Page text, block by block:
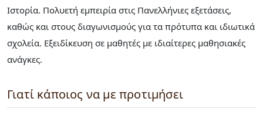
Ιστορία. Πολυετή εμπειρία στις Πανελλήνιες εξετάσεις,
καθώς και στους διαγωνισμούς για τα πρότυπα και ιδιωτικά
σχολεία. Εξειδίκευση σε μαθητές με ιδιαίτερες μαθησιακές
ανάγκες.
Γιατί κάποιος να με προτιμήσει